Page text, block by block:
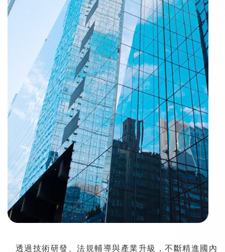
透過技術研發、法規輔導與產業升級，不斷精進國內